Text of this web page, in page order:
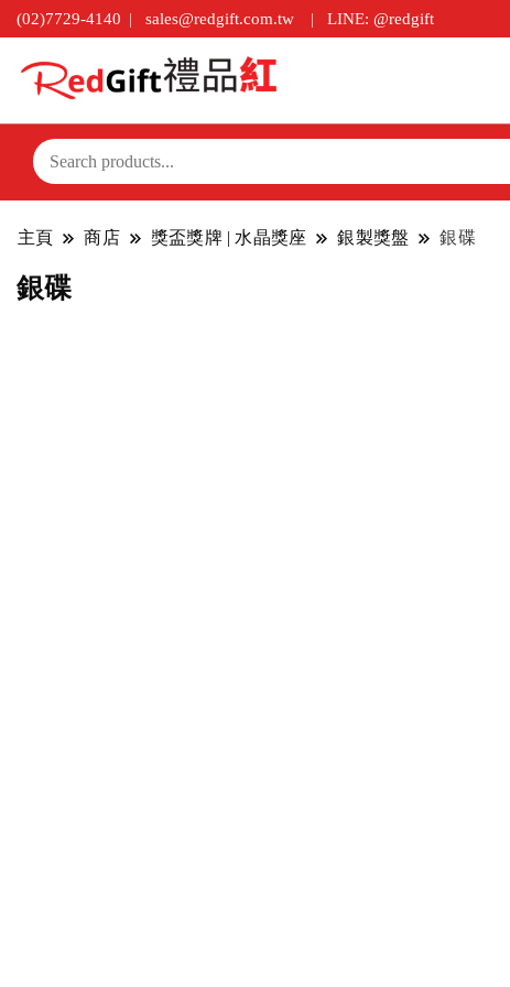
(02)7729-4140 sales@redgift.com.tw LINE: @redgift
主頁 商店 獎盃獎牌 | 水晶獎座 銀製獎盤 銀碟
銀碟